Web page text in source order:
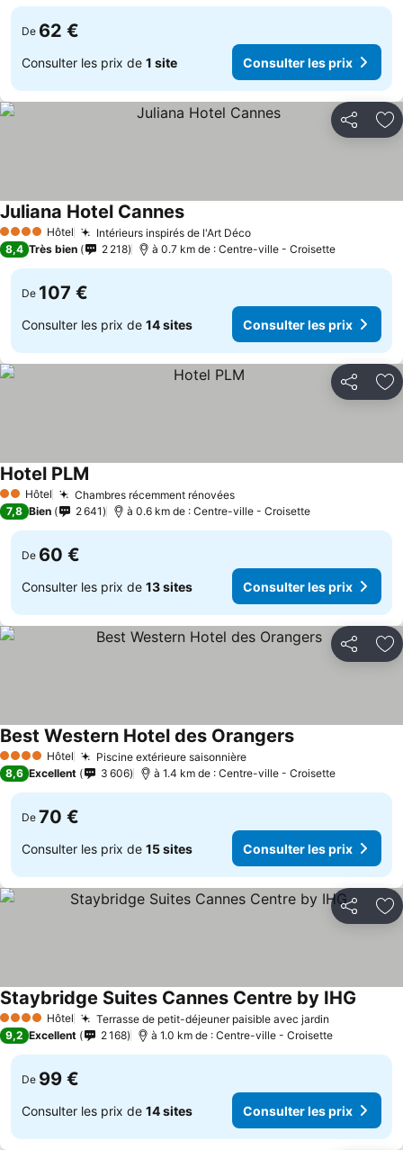
De 62 €
Consulter les prix de 1 site Consulter les prix
Partager
4 Étoiles Hôtel Intérieurs inspirés de l'Art Déco
Juliana Hotel Cannes
8,4 Très bien 2 218 à 0.7 km de : Centre-ville - Croisette
De 107 €
Consulter les prix de 14 sites Consulter les prix
Partager
2 Étoiles
Hôtel Chambres récemment rénovées
Hotel PLM
7,8 Bien 2 641 à 0.6 km de : Centre-ville - Croisette
De 60 €
Consulter les prix de 13 sites Consulter les prix
Partager
4 Étoiles Hôtel Piscine extérieure saisonnière
Best Western Hotel des Orangers
8,6 Excellent 3 606 à 1.4 km de : Centre-ville - Croisette
De 70 €
Consulter les prix de 15 sites Consulter les prix
Partager
4 Étoiles Hôtel Terrasse de petit-déjeuner paisible avec jardin
Staybridge Suites Cannes Centre by IHG
9,2 Excellent 2 168 à 1.0 km de : Centre-ville - Croisette
De 99 €
Consulter les prix de 14 sites Consulter les prix